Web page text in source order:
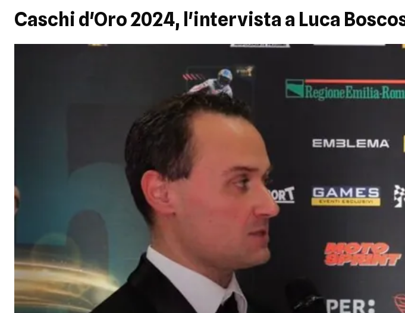
Caschi d'Oro 2024, l'intervista a Luca